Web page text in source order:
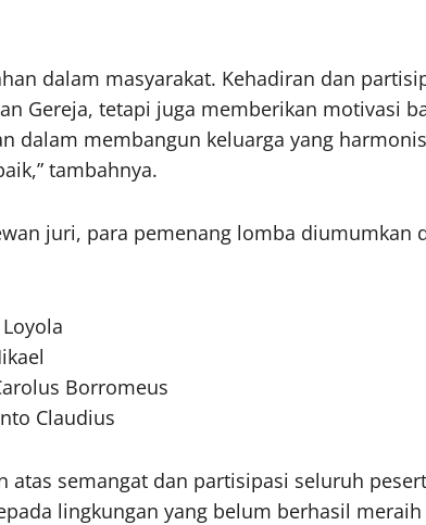
dalam masyarakat. Kehadiran dan
Gereja, tetapi juga memberikan motivasi
dalam membangun keluarga yang
tambahnya.
juri, para pemenang lomba diumumkan
Borromeus
Claudius
atas semangat dan partisipasi seluruh
lingkungan yang belum berhasil meraih